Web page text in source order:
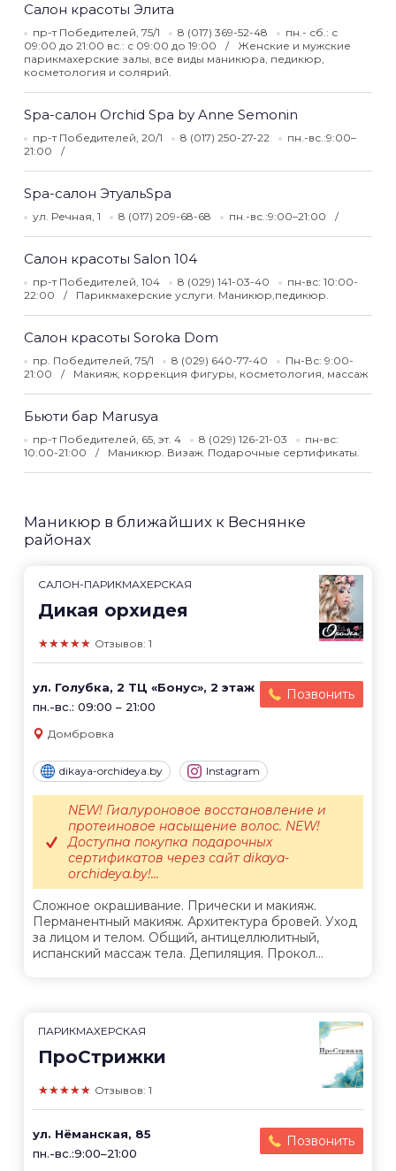
Салон красоты Элита
пр-т Победителей, 75/1 8 (017) 369-52-48
пн.- сб.: с
09:00 до 21:00 вс.: с 09:00 до 19:00
Женские и мужские
парикмахерские залы, все виды маникюра, педикюр,
косметология и солярий.
Spa-cалон Orchid Spa by Anne Semonin
пр-т Победителей, 20/1 8 (017) 250-27-22
пн.-вс.:9:00–
21:00
Spa-cалон ЭтуальSpa
ул. Речная, 1 8 (017) 209-68-68 пн.-вс.:9:00–21:00
Салон красоты Salon 104
пр-т Победителей, 104 8 (029) 141-03-40
пн-вс: 10:00-
22:00
Парикмахерские услуги. Маникюр,педикюр.
Салон красоты Soroka Dom
пр. Победителей, 75/1 8 (029) 640-77-40
Пн-Вс: 9:00-
21:00
Макияж, коррекция фигуры, косметология, массаж
Бьюти бар Marusya
пр-т Победителей, 65, эт. 4 8 (029) 126-21-03
пн-вс:
10:00-21:00
Маникюр. Визаж. Подарочные сертификаты.
Маникюр в ближайших к Веснянке
районах
САЛОН-ПАРИКМАХЕРСКАЯ
Дикая орхидея
★★★★★ Отзывов: 1
ул. Голубка, 2 ТЦ «Бонус», 2 этаж
пн.-вс.: 09:00 – 21:00
Позвонить
Домбровка
dikaya-orchideya.by Instagram
Сложное окрашивание. Прически и макияж.
Перманентный макияж. Архитектура бровей. Уход
за лицом и телом. Общий, антицеллюлитный,
испанский массаж тела. Депиляция. Прокол...
NEW! Гиалуроновое восстановление и
протеиновое насыщение волос. NEW!
Доступна покупка подарочных
сертификатов через сайт dikaya-
orchideya.by!...
ПАРИКМАХЕРСКАЯ
ПроСтрижки
★★★★★ Отзывов: 1
ул. Нёманская, 85
пн.-вс.:9:00–21:00
Позвонить